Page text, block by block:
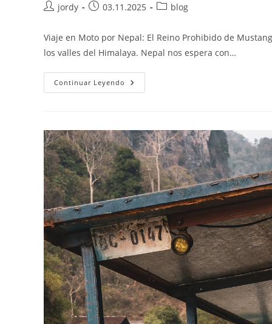
Autor
la
entrada:
jordy
Publicación
la
entrada:
03.11.2025
Categoría
la
entrada:
blog
Viaje en Moto por Nepal: El Reino Prohibido de
los valles del Himalaya. Nepal nos espera con…
Continuar Leyendo Viaje
En
Las
Huellas
Del
Reino
Prohibido
De
Mustang